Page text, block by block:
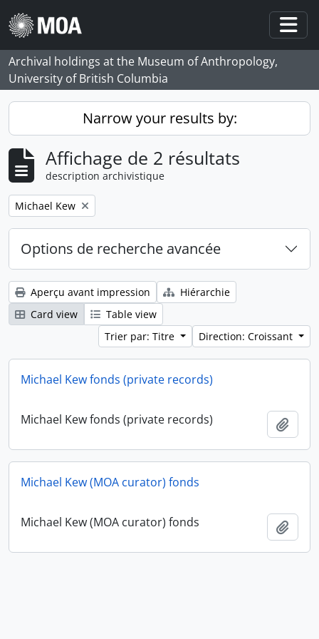
Skip to main content
Archival holdings at the Museum of Anthropology,
University of British Columbia
Narrow your results by:
Affichage de 2 résultats
description archivistique
Remove filter:
Michael Kew
Options de recherche avancée
Aperçu avant impression
Hiérarchie
Card view
Table view
Trier par: Titre
Direction: Croissant
Michael Kew fonds (private records)
Michael Kew fonds (private records)
Michael Kew (MOA curator) fonds
Michael Kew (MOA curator) fonds